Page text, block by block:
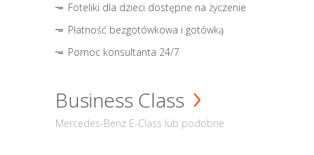
Foteliki dla dzieci dostępne na życzenie
Płatność bezgotówkowa i gotówką
Pomoc konsultanta 24/7
Business Class
Mercedes-Benz E-Class lub podobne